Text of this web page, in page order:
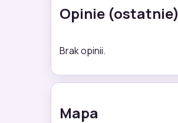
Opinie (ostatnie)
Brak opinii.
Mapa